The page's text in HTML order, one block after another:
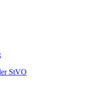
StVO